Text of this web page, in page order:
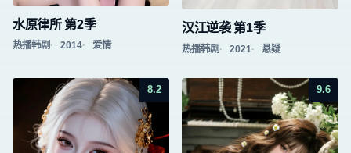
水原律所 第2季
热播韩剧 2014 爱情
汉江逆袭 第1季
热播韩剧 2021 悬疑
8.2 9.6